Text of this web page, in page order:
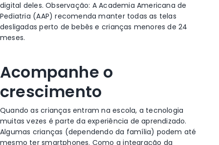
digital deles. Observação: A Academia Americana de
Pediatria (AAP) recomenda manter todas as telas
desligadas perto de bebês e crianças menores de 24
meses.
Acompanhe o
crescimento
Quando as crianças entram na escola, a tecnologia
muitas vezes é parte da experiência de aprendizado.
Algumas crianças (dependendo da família) podem até
mesmo ter smartphones. Como a integração da